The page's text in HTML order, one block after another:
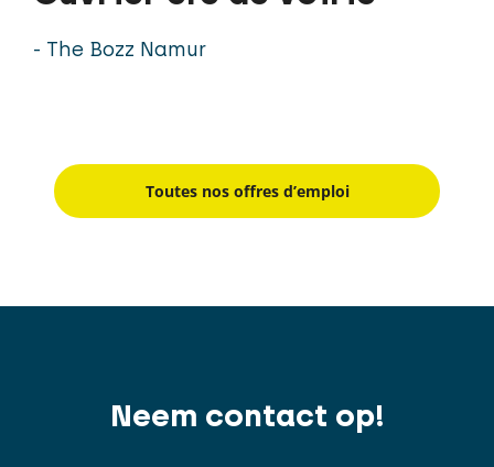
- The Bozz Namur
Toutes nos offres d’emploi
Neem contact op!